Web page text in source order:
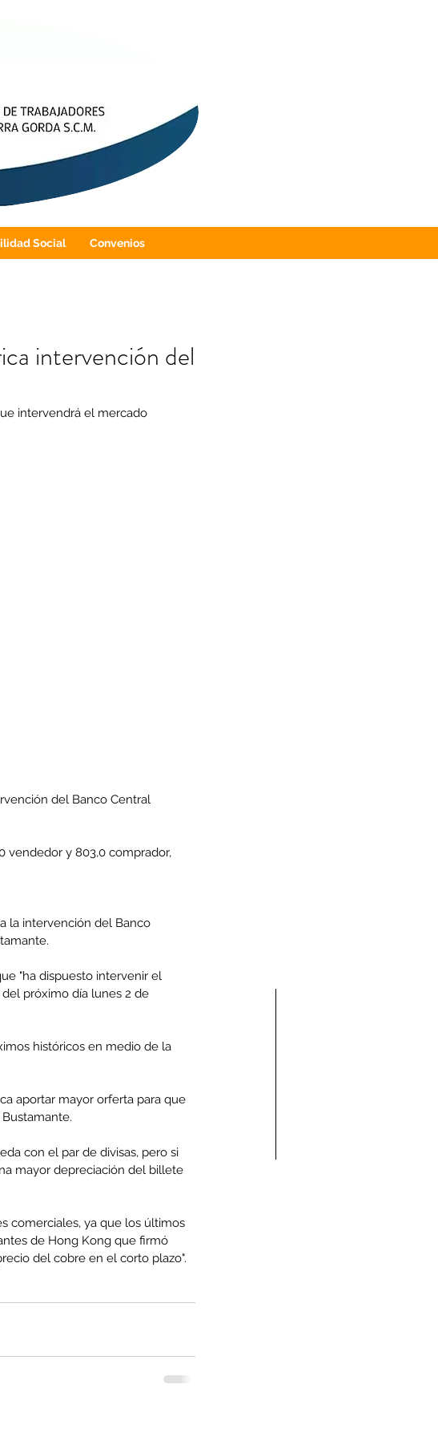
Social Convenios
Humberto Vega Rivera
(Q.E.P.D.)
intervención del
intervendrá el mercado
del Banco Central
vendedor y 803,0 comprador,
la intervención del Banco
"ha dispuesto intervenir el
próximo día lunes 2 de
históricos en medio de la
aportar mayor orferta para que
con el par de divisas, pero si
mayor depreciación del billete
comerciales, ya que los últimos
de Hong Kong que firmó
del cobre en el corto plazo".